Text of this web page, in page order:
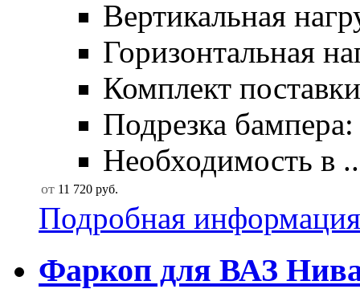
Вертикальная
Горизонтальная
Комплект
Подрезка
Необходимость в
от 11 720 руб.
Подробная информация
Фаркоп для ВАЗ Нива